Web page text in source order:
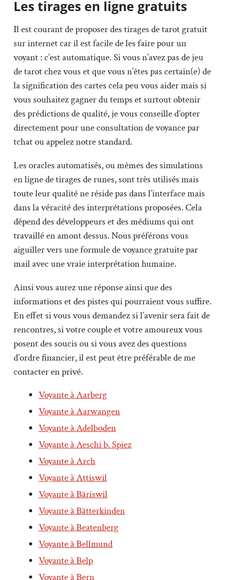
Les tirages en ligne gratuits
Il est courant de proposer des tirages de tarot gratuit
sur internet car il est facile de les faire pour un
voyant : c’est automatique. Si vous n’avez pas de jeu
de tarot chez vous et que vous n’êtes pas certain(e) de
la signification des cartes cela peu vous aider mais si
vous souhaitez gagner du temps et surtout obtenir
des prédictions de qualité, je vous conseille d’opter
directement pour une consultation de voyance par
tchat ou appelez notre standard.
Les oracles automatisés, ou mêmes des simulations
en ligne de tirages de runes, sont très utilisés mais
toute leur qualité ne réside pas dans l’interface mais
dans la véracité des interprétations proposées. Cela
dépend des développeurs et des médiums qui ont
travaillé en amont dessus. Nous préférons vous
aiguiller vers une formule de voyance gratuite par
mail avec une vraie interprétation humaine.
Ainsi vous aurez une réponse ainsi que des
informations et des pistes qui pourraient vous suffire.
En effet si vous vous demandez si l’avenir sera fait de
rencontres, si votre couple et votre amoureux vous
posent des soucis ou si vous avez des questions
d’ordre financier, il est peut être préférable de me
contacter en privé.
Voyante à Aarberg
Voyante à Aarwangen
Voyante à Adelboden
Voyante à Aeschi b. Spiez
Voyante à Arch
Voyante à Attiswil
Voyante à Bäriswil
Voyante à Bätterkinden
Voyante à Beatenberg
Voyante à Bellmund
Voyante à Belp
Voyante à Bern